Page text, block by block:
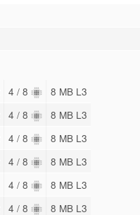
4 / 8 8 MB L3
4 / 8 8 MB L3
4 / 8 8 MB L3
4 / 8 8 MB L3
4 / 8 8 MB L3
4 / 8 8 MB L3